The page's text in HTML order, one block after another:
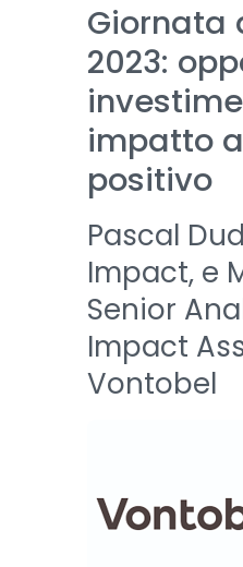
Giornata
2023:
impatto
positivo
Pascal
Impact, e
Senior
Impact
Vontobel